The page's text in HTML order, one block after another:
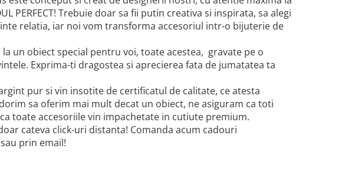
PERFECT! Trebuie doar sa fii putin creativa si inspirata, sa alegi
relatia, iar noi vom transforma accesoriul intr-o bijuterie de
un obiect special pentru voi, toate acestea, gravate pe o
Exprima-ti dragostea si aprecierea fata de jumatatea ta
pur si vin insotite de certificatul de calitate, ce atesta
sa oferim mai mult decat un obiect, ne asiguram ca toti
toate accesoriile vin impachetate in cutiute premium.
cateva click-uri distanta! Comanda acum cadouri
prin email!